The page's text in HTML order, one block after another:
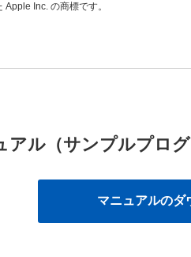
Inc. の商標です。
ル（サンプルプロ
マニュアルのダ